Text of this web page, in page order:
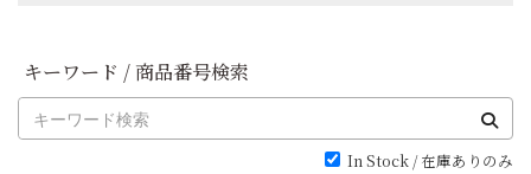
キーワード / 商品番号検索
In Stock / 在庫ありのみ